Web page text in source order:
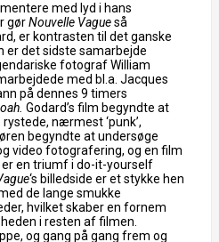
med lyd i hans
gørNouvelle Vagueså
er kontrasten til det ganske
er det sidste samarbejde
fotograf William
med bl.a. Jacques
på dennes 9 timers
Godard’s film begyndte at
nærmest ‘punk’,
begyndte at undersøge
video fotografering, og en film
er en triumf i do-it-yourself
‘s billedside er et stykke hen
de lange smukke
hvilket skaber en fornem
i resten af filmen.
og gang på gang frem og